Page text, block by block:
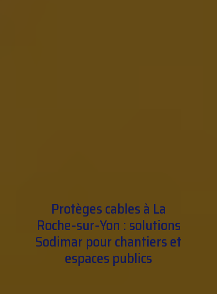
Protèges cables à La
Roche-sur-Yon : solutions
Sodimar pour chantiers et
espaces publics